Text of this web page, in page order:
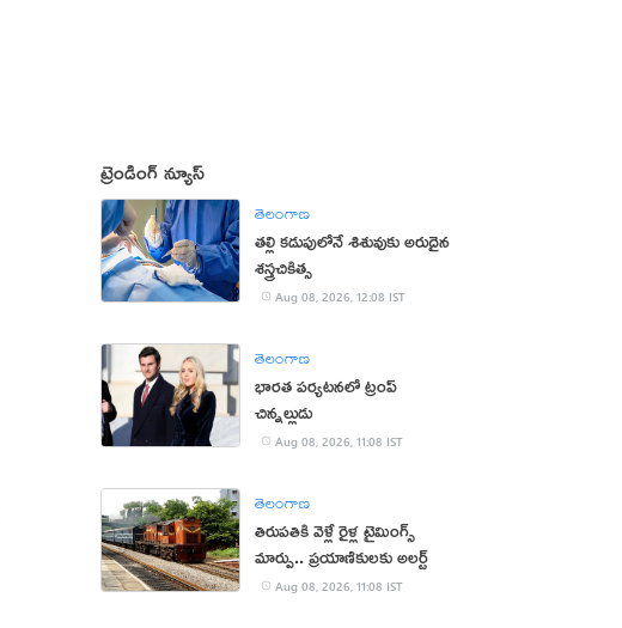
ట్రెండింగ్ న్యూస్
తెలంగాణ
తల్లి కడుపులోనే శిశువుకు అరుదైన
శస్త్రచికిత్స
Aug 08, 2026, 12:08 IST
తెలంగాణ
భారత పర్యటనలో ట్రంప్‌
చిన్నల్లుడు
Aug 08, 2026, 11:08 IST
తెలంగాణ
తిరుపతికి వెళ్లే రైళ్ల టైమింగ్స్
మార్పు.. ప్రయాణికులకు అలర్ట్
Aug 08, 2026, 11:08 IST